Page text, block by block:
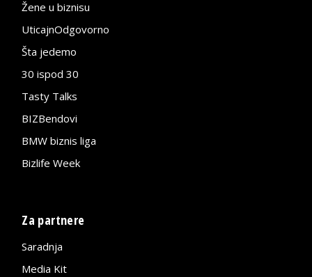
Žene u biznisu
UticajnOdgovorno
Šta jedemo
30 ispod 30
Tasty Talks
BIZBendovi
BMW biznis liga
Bizlife Week
Za partnere
Saradnja
Media Kit